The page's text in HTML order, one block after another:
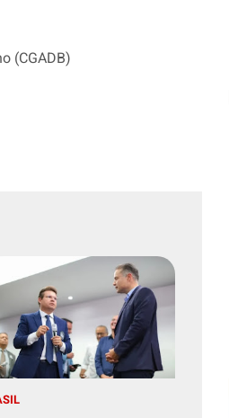
(CGADB)